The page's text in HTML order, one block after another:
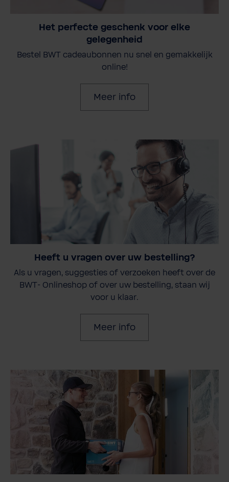
Het perfecte geschenk voor elke
gelegenheid
Bestel BWT cadeaubonnen nu snel en gemakkelijk
online!
Meer info
Heeft u vragen over uw bestelling?
Als u vragen, suggesties of verzoeken heeft over de
BWT- Onlineshop of over uw bestelling, staan wij
voor u klaar.
Meer info